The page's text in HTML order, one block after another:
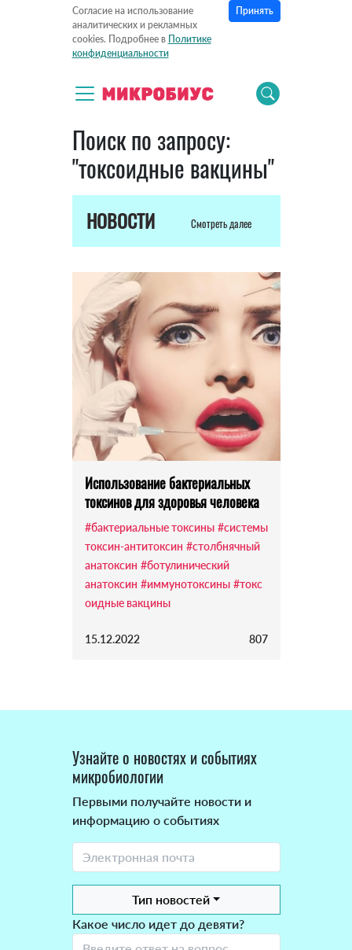
Согласие на использование
аналитических и рекламных
cookies. Подробнее в Политике
конфиденциальности
Принять
Поиск по запросу:
"токсоидные вакцины"
НОВОСТИ Смотреть далее
Использование бактериальных
токсинов для здоровья человека
#бактериальные токсины #системы
токсин-антитоксин #столбнячный
анатоксин #ботулинический
анатоксин #иммунотоксины #токс
оидные вакцины
15.12.2022 807
Узнайте о новостях и событиях
микробиологии
Первыми получайте новости и
информацию о событиях
Тип новостей
Какое число идет до девяти?